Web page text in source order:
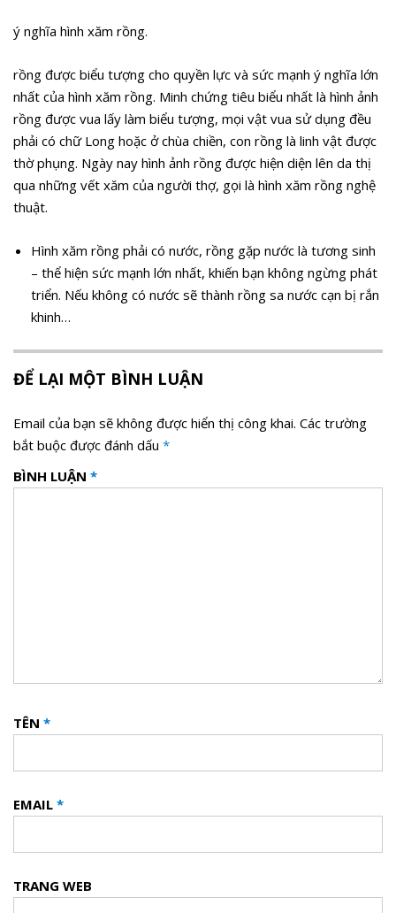
ý nghĩa hình xăm rồng.
rồng được biểu tượng cho quyền lực và sức mạnh ý nghĩa lớn
nhất của hình xăm rồng. Minh chứng tiêu biểu nhất là hình ảnh
rồng được vua lấy làm biểu tượng, mọi vật vua sử dụng đều
phải có chữ Long hoặc ở chùa chiền, con rồng là linh vật được
thờ phụng. Ngày nay hình ảnh rồng được hiện diện lên da thị
qua những vết xăm của người thợ, gọi là hình xăm rồng nghệ
thuật.
Hình xăm rồng phải có nước, rồng gặp nước là tương sinh
– thể hiện sức mạnh lớn nhất, khiến bạn không ngừng phát
triển. Nếu không có nước sẽ thành rồng sa nước cạn bị rắn
khinh…
ĐỂ LẠI MỘT BÌNH LUẬN
Email của bạn sẽ không được hiển thị công khai. Các trường
bắt buộc được đánh dấu *
BÌNH LUẬN *
TÊN *
EMAIL *
TRANG WEB